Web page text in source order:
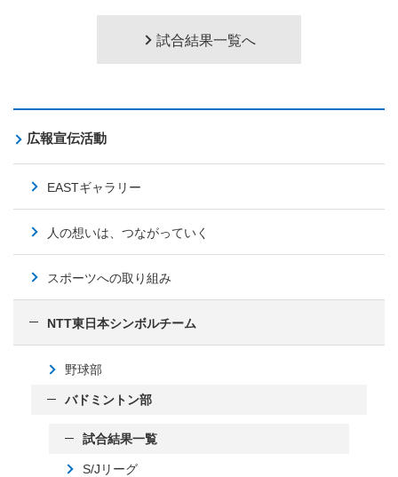
試合結果一覧へ
広報宣伝活動
EASTギャラリー
人の想いは、つながっていく
スポーツへの取り組み
NTT東日本シンボルチーム
野球部
バドミントン部
試合結果一覧
S/Jリーグ